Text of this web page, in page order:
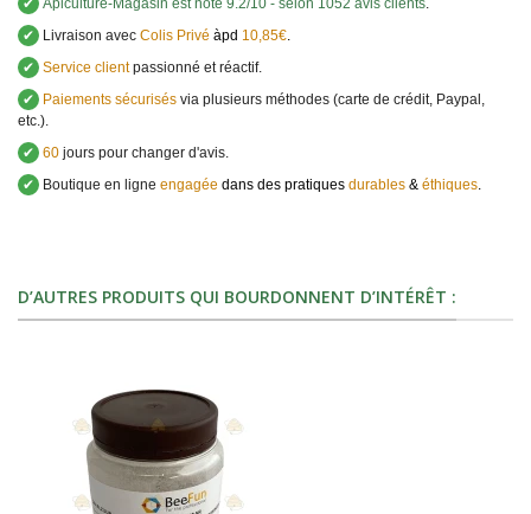
✔ Apiculture-Magasin est noté 9.2/10 - selon 1052 avis clients.
✔
Livraison avec Colis Privé àpd 10,85€.
✔ Service clientpassionné et réactif.
✔
Paiements sécurisés via plusieurs méthodes (carte de crédit, Paypal,
etc.).
✔ 60 jours pour changer d'avis.
✔
Boutique en ligne engagée dans des pratiques durables & éthiques.
D’AUTRES PRODUITS QUI BOURDONNENT D’INTÉRÊT :